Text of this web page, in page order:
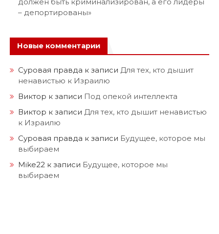
должен быть криминализирован, а его лидеры
– депортированы»
Новые комментарии
Суровая правда к записи Для тех, кто дышит
ненавистью к Израилю
Виктор к записи Под опекой интеллекта
Виктор к записи Для тех, кто дышит ненавистью
к Израилю
Суровая правда к записи Будущее, которое мы
выбираем
Mike22 к записи Будущее, которое мы
выбираем